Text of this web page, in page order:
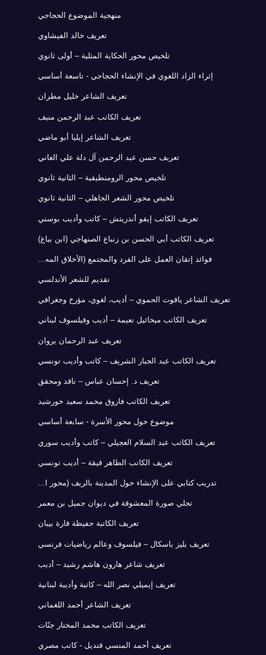
منهجية الموضوع الحجاجي
تعريف خالد الفيشاوي
تلخيص محور الحكاية المثلية – أولى ثانوي
إثراء الزاد اللغوي في الإنشاء الحجاجي - تاسعة أساسي
تعريف الشاعر خليل مطران
تعريف الكاتب عبد الرحمن منيف
تعريف الشاعر إيليا أبو ماضي
تعريف حسن عبد الرحمن آل دلة علي العاني
تلخيص محور الرومنطيقية – الثانية ثانوي
تلخيص محور الشعر الجاهلي – الثانية ثانوي
تعريف الكاتب إيفو أندريتش – كاتب وأديب بوسني
تعريف الكاتب أبي الحسن بن زنباع الصنهاجي (ابن بياع)
فوائد إتقان العمل على الفرد والمجتمع (الأخلاق المه...
تقديم للشعر الأندلسي
تعريف الشاعر ياقوت الحموي – أديب، لغوي، مؤرخ وجغرافي
تعريف الكاتب ميخائيل نعيمة – أديب وفيلسوف لبناني
تعريف عبد الرحمان بروان
تعريف الكاتب عبد الجبار الشريف – كاتب وأديب تونسي
تعريف د. إحسان عباس – ناقد ومحقق
تعريف الكاتب فاروق محمد سعيد خورشيد
موضوع حول محور الأسرة - سابعة أساسي
تعريف الكاتب عبد السلام العجيلي – كاتب وأديب سوري
تعريف الكاتب الطاهر قيقة – أديب تونسي
تدريب كتابي على الإنشاء حول المدينة بالريف (محور ا...
تجلي صورة المعشوقة في ديوان جميل بن معمر
تعريف الكاتبة حفيظة قارة بيبان
تعريف بليز باسكال – فيلسوف وعالم رياضيات فرنسي
تعريف شاعر هارون هاشم رشيد – أديب
تعريف إيميلي نصر الله – كاتبة وأديبة لبنانية
تعريف الشاعر أحمد اللغماني
تعريف الكاتب محمد المختار جنّات
تعريف أحمد المنسي قنديل - كاتب مصري